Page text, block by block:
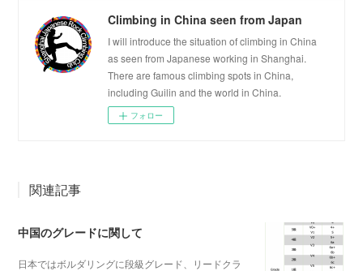
Climbing in China seen from Japan
I will introduce the situation of climbing in China
as seen from Japanese working in Shanghai.
There are famous climbing spots in China,
including Guilin and the world in China.
フォロー
関連記事
中国のグレードに関して
日本ではボルダリングに段級グレード、リードクラ